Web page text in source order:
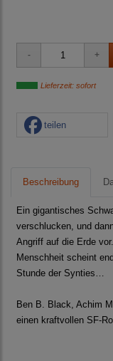
Lieferzeit: sofort
teilen
Beschreibung
Ein gigantisches
verschlucken, und
Angriff auf die Erde
Menschheit scheint
Stunde der Synties…
Ben B. Black, Achim
einen kraftvollen SF-